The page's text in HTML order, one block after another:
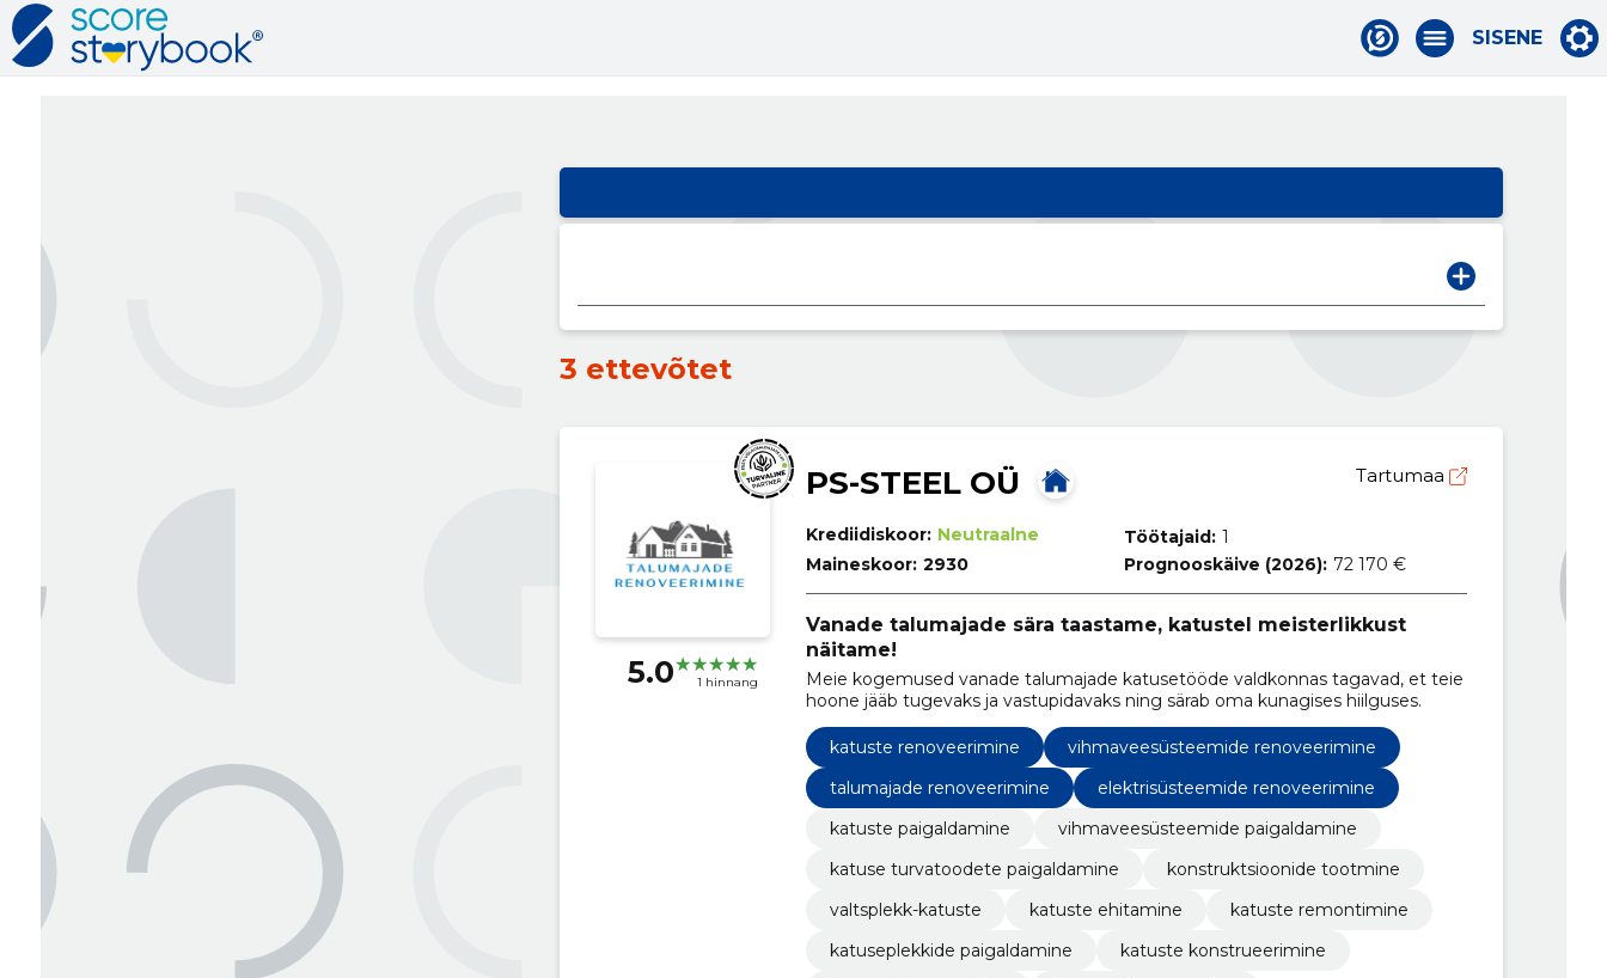
SISENE
3 ettevõtet
5.0 1 hinnang
PS-STEEL OÜ Tartumaa
Krediidiskoor: Neutraalne
Maineskoor: 2930
Töötajaid: 1
Prognooskäive (2026): 72 170 €
Vanade talumajade sära taastame, katustel meisterlikkust
näitame!
Meie kogemused vanade talumajade katusetööde valdkonnas tagavad, et teie
hoone jääb tugevaks ja vastupidavaks ning särab oma kunagises hiilguses.
katuste renoveerimine
vihmaveesüsteemide renoveerimine
talumajade renoveerimine
elektrisüsteemide renoveerimine
katuste paigaldamine
vihmaveesüsteemide paigaldamine
katuse turvatoodete paigaldamine
konstruktsioonide tootmine
valtsplekk-katuste
katuste ehitamine
katuste remontimine
katuseplekkide paigaldamine
katuste konstrueerimine